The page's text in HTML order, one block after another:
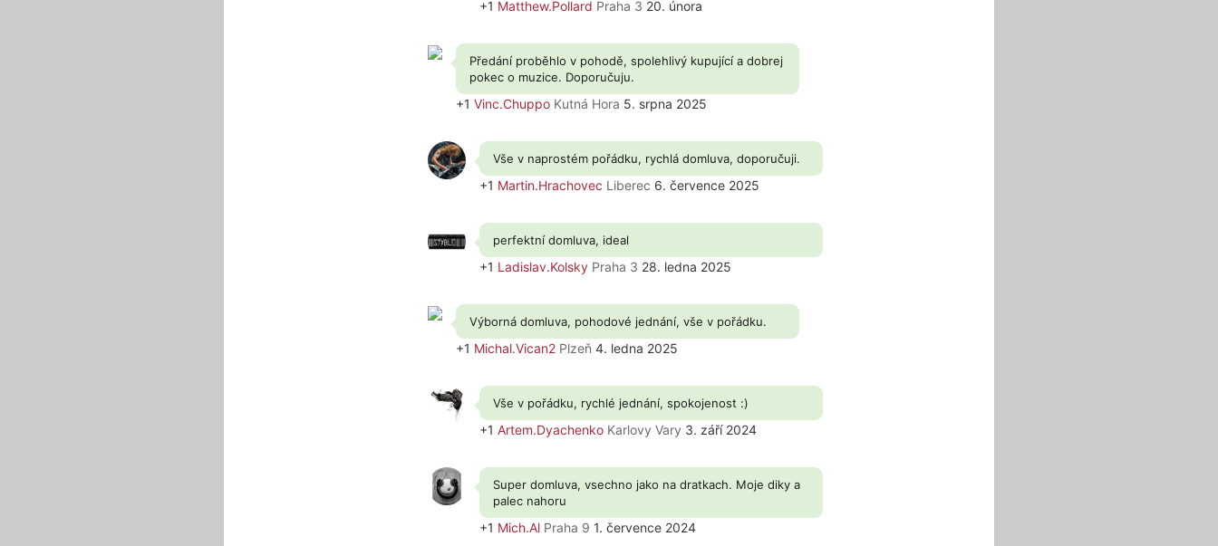
+1 Matthew.Pollard Praha 3 20. února
Předání proběhlo v pohodě, spolehlivý kupující a dobrej
pokec o muzice. Doporučuju.
+1 Vinc.Chuppo Kutná Hora 5. srpna 2025
Vše v naprostém pořádku, rychlá domluva, doporučuji.
+1 Martin.Hrachovec Liberec 6. července 2025
perfektní domluva, ideal
+1 Ladislav.Kolsky Praha 3 28. ledna 2025
Výborná domluva, pohodové jednání, vše v pořádku.
+1 Michal.Vican2 Plzeň 4. ledna 2025
Vše v pořádku, rychlé jednání, spokojenost :)
+1 Artem.Dyachenko Karlovy Vary 3. září 2024
Super domluva, vsechno jako na dratkach. Moje diky a
palec nahoru
+1 Mich.Al Praha 9 1. července 2024